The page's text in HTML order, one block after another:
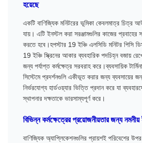
হয়েছে
একটি বাণিজ্যিক মনিটরের ভূমিকা কেবলমাত্র চিত্র
যায়। এটি ইনস্টল করা সরঞ্জামগুলির কাজের প্রবাহের
করতে হবে।হপস্টার 19 ইঞ্চি এলসিডি মনিটর পিসি
19 ইঞ্চি স্ক্রিনের আকার ব্যবহারিক পদচিহ্ন বজায়
জন্য পর্যাপ্ত কর্মক্ষেত্র সরবরাহ করে।ব্যবসায়িক
সিস্টেমে প্রদর্শনগুলি একীভূত করার জন্য ব্যবসায়ের
নির্ভরযোগ্য হার্ডওয়্যার ভিত্তি প্রদান করে যা
স্থাপনার দক্ষতাকে ভারসাম্যপূর্ণ করে।
বিভিন্ন কর্মক্ষেত্রের প্রয়োজনীয়তার জন্য
বাণিজ্যিক অ্যাপ্লিকেশনগুলির প্রায়শই পরিবেশের উপর